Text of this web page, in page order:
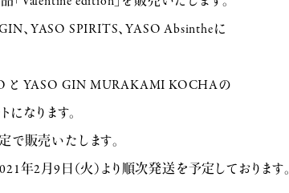
、YASO SPIRITS、YASO Absintheに
と YASO GIN MURAKAMI KOCHAの
になります。
で販売いたします。
年2月9日（火）より順次発送を予定しております。